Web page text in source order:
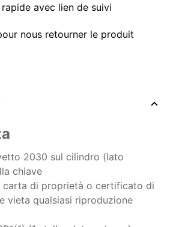
avec lien de suivi
nous retourner le produit
2030 sul cilindro (lato
chiave
carta di proprietà o certificato di
vieta qualsiasi riproduzione